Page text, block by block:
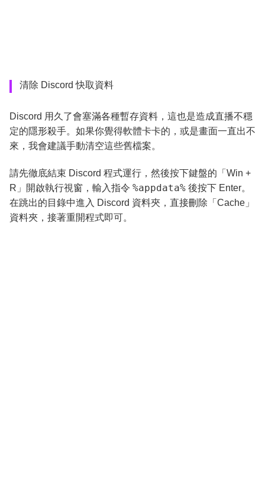
清除 Discord 快取資料
Discord 用久了會塞滿各種暫存資料，這也是造成直播不穩
定的隱形殺手。如果你覺得軟體卡卡的，或是畫面一直出不
來，我會建議手動清空這些舊檔案。
請先徹底結束 Discord 程式運行，然後按下鍵盤的「Win +
R」開啟執行視窗，輸入指令 %appdata% 後按下 Enter。
在跳出的目錄中進入 Discord 資料夾，直接刪除「Cache」
資料夾，接著重開程式即可。